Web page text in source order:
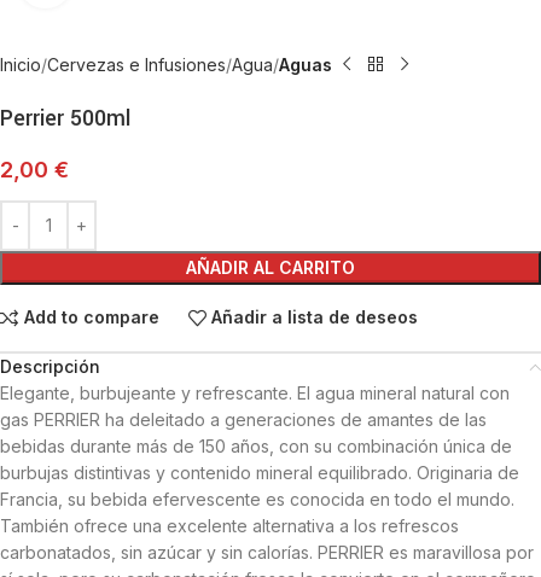
Inicio Cervezas e Infusiones Agua Aguas
Perrier 500ml
2,00 €
AÑADIR AL CARRITO
Add to compare Añadir a lista de deseos
Descripción
Elegante, burbujeante y refrescante. El agua mineral natural con
gas PERRIER ha deleitado a generaciones de amantes de las
bebidas durante más de 150 años, con su combinación única de
burbujas distintivas y contenido mineral equilibrado. Originaria de
Francia, su bebida efervescente es conocida en todo el mundo.
También ofrece una excelente alternativa a los refrescos
carbonatados, sin azúcar y sin calorías. PERRIER es maravillosa por